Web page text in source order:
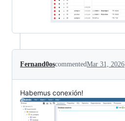
Fernand0oscommentedMar 31, 2026
Habemus conexión!